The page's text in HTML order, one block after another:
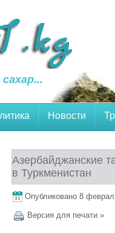
Новости
Азербайджанские
в Туркменистан
Опубликовано 8
Версия для печати »